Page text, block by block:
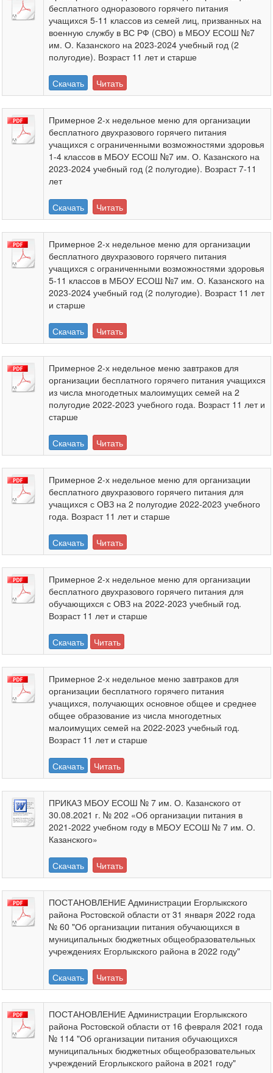
бесплатного одноразового горячего питания
учащихся 5-11 классов из семей лиц, призванных на
военную службу в ВС РФ (СВО) в МБОУ ЕСОШ №7
им. О. Казанского на 2023-2024 учебный год (2
полугодие). Возраст 11 лет и старше
Скачать Читать
Примерное 2-х недельное меню для организации
бесплатного двухразового горячего питания
учащихся с ограниченными возможностями здоровья
1-4 классов в МБОУ ЕСОШ №7 им. О. Казанского на
2023-2024 учебный год (2 полугодие). Возраст 7-11
лет
Скачать Читать
Примерное 2-х недельное меню для организации
бесплатного двухразового горячего питания
учащихся с ограниченными возможностями здоровья
5-11 классов в МБОУ ЕСОШ №7 им. О. Казанского на
2023-2024 учебный год (2 полугодие). Возраст 11 лет
и старше
Скачать Читать
Примерное 2-х недельное меню завтраков для
организации бесплатного горячего питания учащихся
из числа многодетных малоимущих семей на 2
полугодие 2022-2023 учебного года. Возраст 11 лет и
старше
Скачать Читать
Примерное 2-х недельное меню для организации
бесплатного двухразового горячего питания для
учащихся с ОВЗ на 2 полугодие 2022-2023 учебного
года. Возраст 11 лет и старше
Скачать Читать
Примерное 2-х недельное меню для организации
бесплатного двухразового горячего питания для
обучающихся с ОВЗ на 2022-2023 учебный год.
Возраст 11 лет и старше
Скачать Читать
Примерное 2-х недельное меню завтраков для
организации бесплатного горячего питания
учащихся, получающих основное общее и среднее
общее образование из числа многодетных
малоимущих семей на 2022-2023 учебный год.
Возраст 11 лет и старше
Скачать Читать
ПРИКАЗ МБОУ ЕСОШ № 7 им. О. Казанского от
30.08.2021 г. № 202 «Об организации питания в
2021-2022 учебном году в МБОУ ЕСОШ № 7 им. О.
Казанского»
Скачать Читать
ПОСТАНОВЛЕНИЕ Администрации Егорлыкского
района Ростовской области от 31 января 2022 года
№ 60 "Об организации питания обучающихся в
муниципальных бюджетных общеобразовательных
учреждениях Егорлыкского района в 2022 году"
Скачать Читать
ПОСТАНОВЛЕНИЕ Администрации Егорлыкского
района Ростовской области от 16 февраля 2021 года
№ 114 "Об организации питания обучающихся
муниципальных бюджетных общеобразовательных
учреждений Егорлыкского района в 2021 году"